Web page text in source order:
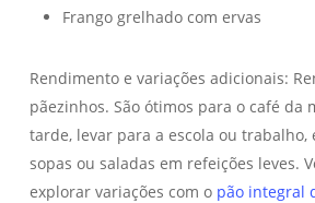
Frango grelhado com ervas
Rendimento e variações adicionais:
pãezinhos. São ótimos para o café da
tarde, levar para a escola ou trabalho,
sopas ou saladas em refeições leves.
explorar variações com o pão integral